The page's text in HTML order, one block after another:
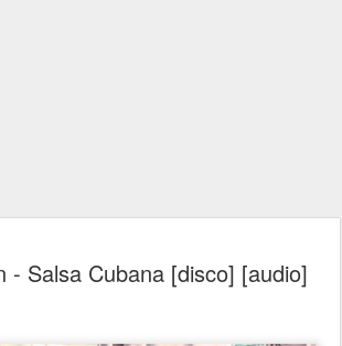
- Salsa Cubana [disco] [audio]